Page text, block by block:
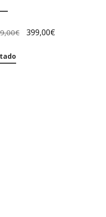
€ 399,00€